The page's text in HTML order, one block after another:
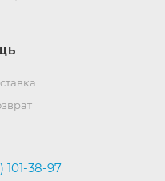
101-38-97